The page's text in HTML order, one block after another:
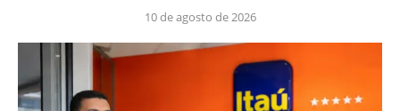
10 de agosto de 2026